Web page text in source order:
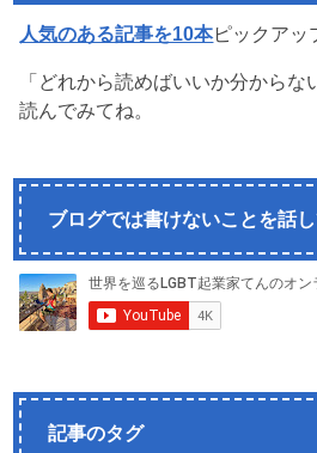
人気のある記事を10本ピックアッ
「どれから読めばいいか分から
読んでみてね。
ブログでは書けないことを話
記事のタグ